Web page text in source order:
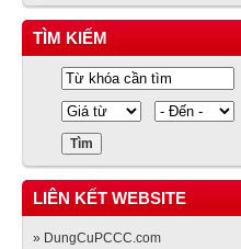
TÌM KIẾM
LIÊN KẾT WEBSITE
» DungCuPCCC.com